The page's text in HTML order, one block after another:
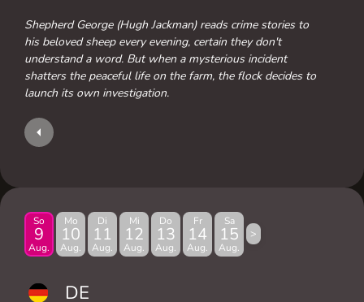
Shepherd George (Hugh Jackman) reads crime stories to
his beloved sheep every evening, certain they don't
understand a word. But when a mysterious incident
shatters the peaceful life on the farm, the flock decides to
launch its own investigation.
So
9
Aug.
Mo
10
Aug.
Di
11
Aug.
Mi
12
Aug.
Do
13
Aug.
Fr
14
Aug.
Sa
15
Aug.
>
DE